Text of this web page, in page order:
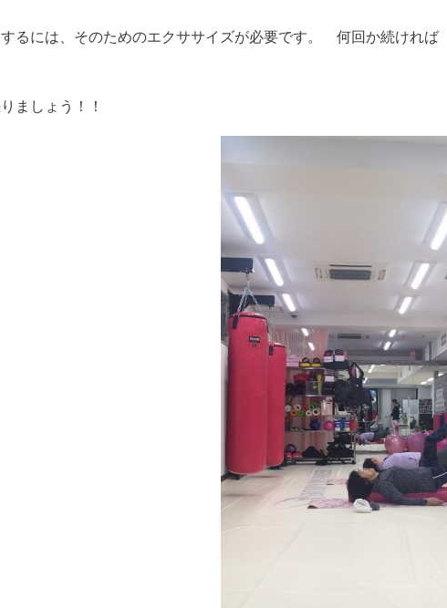
するには、そのためのエクササイズが必要です。 何回か続ければ
ましょう！！